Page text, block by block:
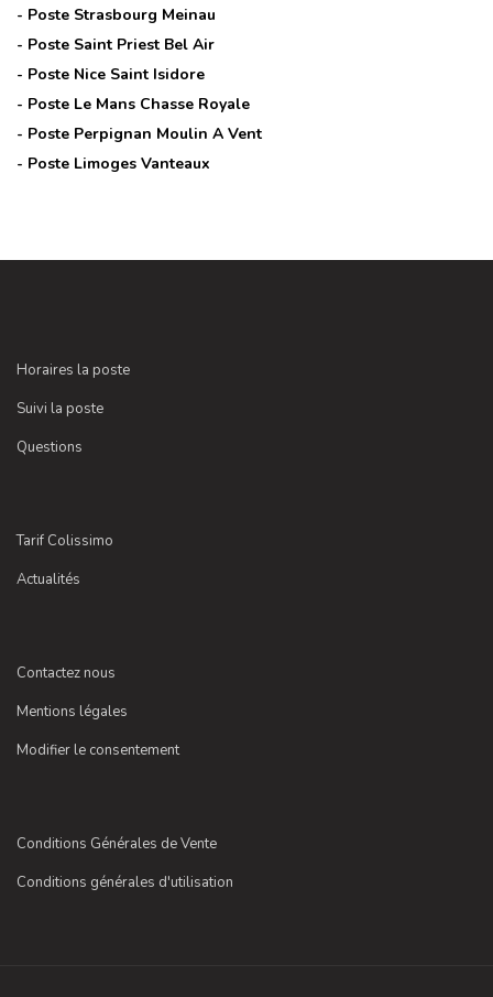
- Poste Strasbourg Meinau
- Poste Saint Priest Bel Air
- Poste Nice Saint Isidore
- Poste Le Mans Chasse Royale
- Poste Perpignan Moulin A Vent
- Poste Limoges Vanteaux
Horaires la poste
Suivi la poste
Questions
Tarif Colissimo
Actualités
Contactez nous
Mentions légales
Modifier le consentement
Conditions Générales de Vente
Conditions générales d'utilisation